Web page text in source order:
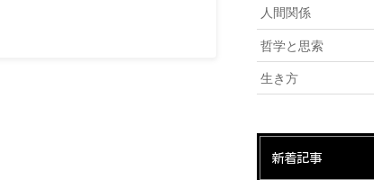
人間関係
哲学と思索
生き方
新着記事